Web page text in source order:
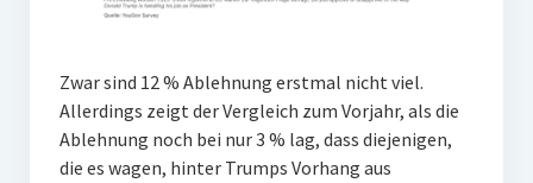
Zwar sind 12 % Ablehnung erstmal nicht viel.
Allerdings zeigt der Vergleich zum Vorjahr, als die
Ablehnung noch bei nur 3 % lag, dass diejenigen,
die es wagen, hinter Trumps Vorhang aus